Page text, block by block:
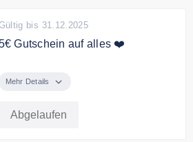
bis 31.12.2025
Gutschein auf alles ❤️
Newsletter an und erhalte einen
Bestellung.
Mehr Details
Abgelaufen